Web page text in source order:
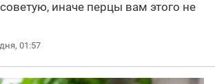
иначе перцы вам этого не
01:57